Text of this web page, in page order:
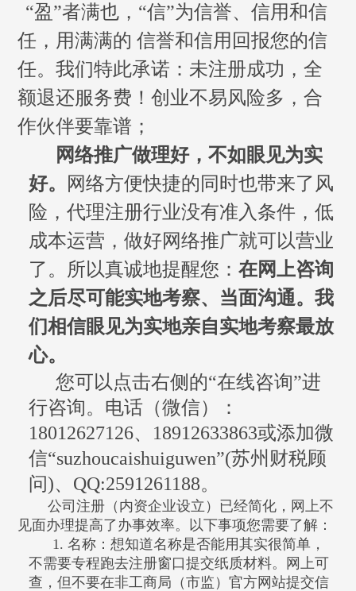
“盈”者满也，“信”为信誉、信用和信
任，用满满的 信誉和信用回报您的信
任。我们特此承诺：未注册成功，全
额退还服务费！创业不易风险多，合
作伙伴要靠谱；
网络推广做理好，不如眼见为实
好。
网络方便快捷的同时也带来了风
险，代理注册行业没有准入条件，低
成本运营，做好网络推广就可以营业
了。所以真诚地提醒您：在网上咨询
之后尽可能实地考察、当面沟通。我
们相信眼见为实地亲自实地考察最放
心。
您可以点击右侧的“在线咨询”进
行咨询。 电话（微信）：
18012627126、 18912633863或添加微
信“suzhoucaishuiguwen”(苏州财税顾
问)、 QQ:2591261188。
公司注册（内资企业设立）已经简化，网上不
见面办理提高了办事效率。以下事项您需要了解：
1. 名称：想知道名称是否能用其实很简单，
不需要专程跑去注册窗口提交纸质材料。网上可
查，但不要在非工商局（市监）官方网站提交信